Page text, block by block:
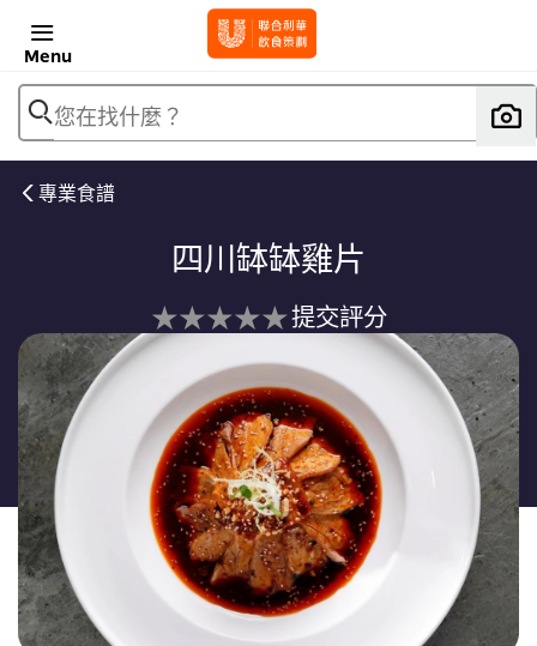
Menu
您在找什麼？
專業食譜
四川缽缽雞片
没
为
这
个
recipe
提
交
评
级
提交評分